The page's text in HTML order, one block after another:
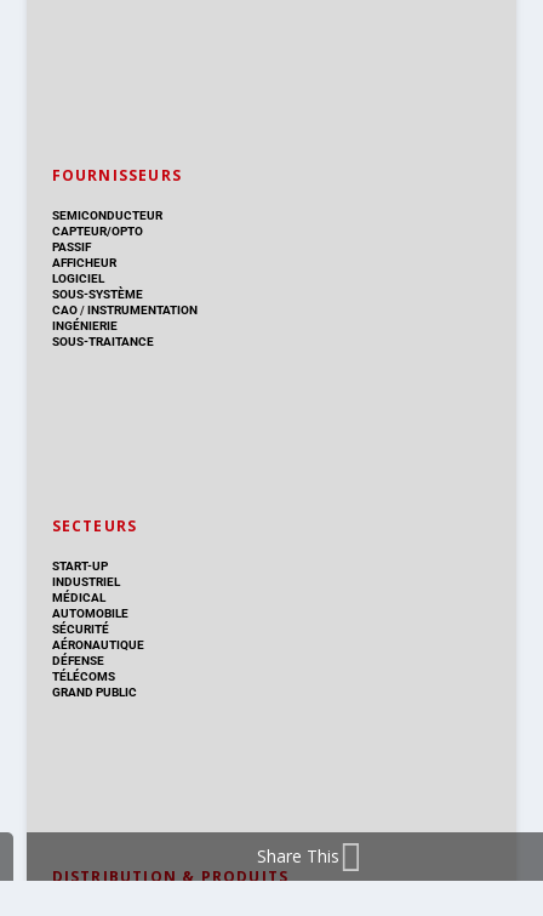
FOURNISSEURS
SEMICONDUCTEUR
CAPTEUR/OPTO
PASSIF
AFFICHEUR
LOGICIEL
SOUS-SYSTÈME
CAO/INSTRUMENTATION
INGÉNIERIE
SOUS-TRAITANCE
SECTEURS
START-UP
INDUSTRIEL
MÉDICAL
AUTOMOBILE
SÉCURITÉ
AÉRONAUTIQUE
DÉFENSE
TÉLÉCOMS
GRAND PUBLIC
DISTRIBUTION & PRODUITS
Share This